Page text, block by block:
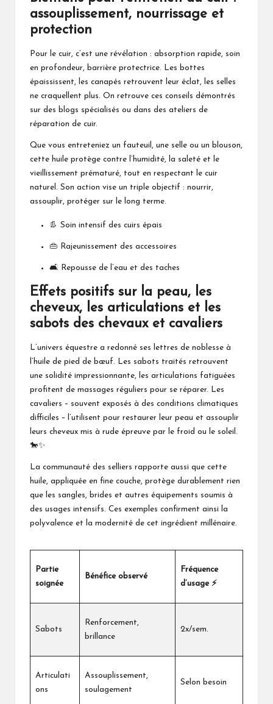
assouplissement, nourrissage et
protection
Pour le cuir, c’est une révélation : absorption rapide, soin
en profondeur, barrière protectrice. Les bottes
épaississent, les canapés retrouvent leur éclat, les selles
ne craquellent plus. On retrouve ces conseils démontrés
sur des blogs spécialisés ou dans des ateliers de
réparation de cuir.
Que vous entreteniez un fauteuil, une selle ou un blouson,
cette huile protège contre l’humidité, la saleté et le
vieillissement prématuré, tout en respectant le cuir
naturel. Son action vise un triple objectif : nourrir,
assouplir, protéger sur le long terme.
👢 Soin intensif des cuirs épais
👜 Rajeunissement des accessoires
🛋️ Repousse de l’eau et des taches
Effets positifs sur la peau, les
cheveux, les articulations et les
sabots des chevaux et cavaliers
L’univers équestre a redonné ses lettres de noblesse à
l’huile de pied de bœuf. Les sabots traités retrouvent
une solidité impressionnante, les articulations fatiguées
profitent de massages réguliers pour se réparer. Les
cavaliers – souvent exposés à des conditions climatiques
difficiles – l’utilisent pour restaurer leur peau et assouplir
leurs cheveux mis à rude épreuve par le froid ou le soleil.
🐎✨
La communauté des selliers rapporte aussi que cette
huile, appliquée en fine couche, protège durablement rien
que les sangles, brides et autres équipements soumis à
des usages intensifs. Ces exemples confirment ainsi la
polyvalence et la modernité de cet ingrédient millénaire.
Partie
soignée
Bénéfice observé
Fréquence
d’usage ⚡
Sabots
Renforcement,
brillance
2x/sem.
Articulati
ons
Assouplissement,
soulagement
Selon besoin